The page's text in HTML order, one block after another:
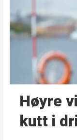
Høyre
kutt i